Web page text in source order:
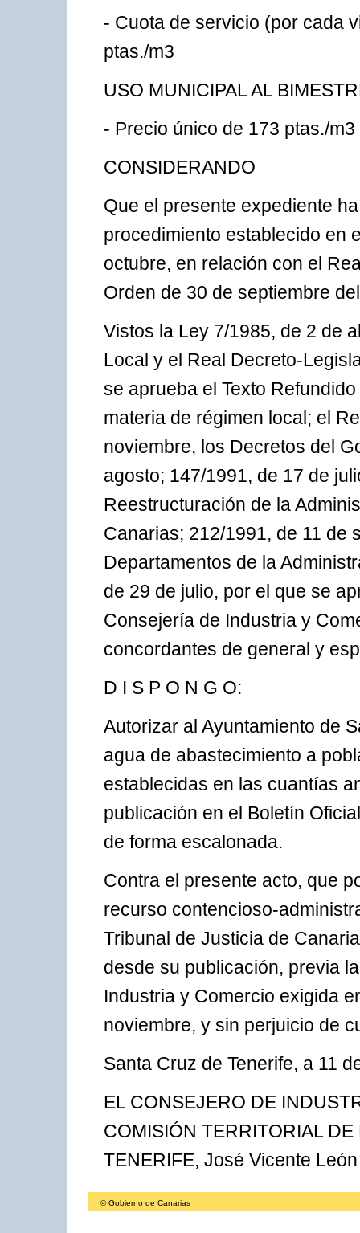
- Cuota de servicio (por cada
ptas./m3
USO MUNICIPAL AL
- Precio único de 173 ptas./m3
CONSIDERANDO
Que el presente expediente
procedimiento establecido en
octubre, en relación con el
Orden de 30 de septiembre
Vistos la Ley 7/1985, de 2 de
Local y el Real Decreto-
se aprueba el Texto
materia de régimen local; el
noviembre, los Decretos del
agosto; 147/1991, de 17 de
Reestructuración de la
Canarias; 212/1991, de 11 de
Departamentos de la
de 29 de julio, por el que se
Consejería de Industria y
concordantes de general y
D I S P O N G O:
Autorizar al Ayuntamiento de
agua de abastecimiento a
establecidas en las cuantías
publicación en el Boletín
de forma escalonada.
Contra el presente acto, que
recurso contencioso-
Tribunal de Justicia de
desde su publicación, previa
Industria y Comercio exigida
noviembre, y sin perjuicio de
Santa Cruz de Tenerife, a 11
EL CONSEJERO DE
COMISIÓN TERRITORIAL
TENERIFE, José Vicente
© Gobierno de Canarias